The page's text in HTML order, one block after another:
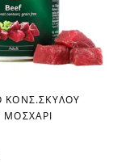
favorite_borderΚΟΝΣ.ΣΚΥΛΟΥ
ΜΟΣΧΑΡΙ